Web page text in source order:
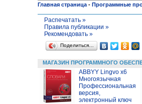
Главная страница - Программные
Распечатать »
Правила публикации »
Рекомендовать »
Поделиться…
МАГАЗИН ПРОГРАММНОГО
ABBYY Lingvo x6
Многоязычная
Профессиональная
версия,
электронный ключ